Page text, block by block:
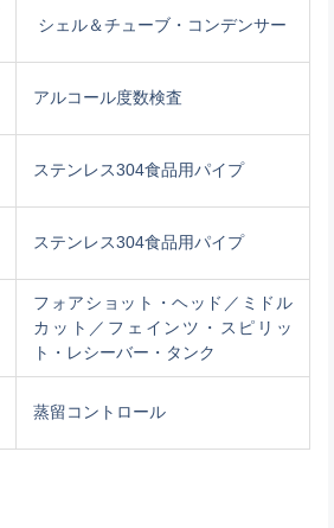
シェル＆チューブ・コンデンサー
アルコール度数検査
ステンレス304食品用パイプ
ステンレス304食品用パイプ
フォアショット・ヘッド／ミドル
カット／フェインツ・スピリッ
ト・レシーバー・タンク
蒸留コントロール